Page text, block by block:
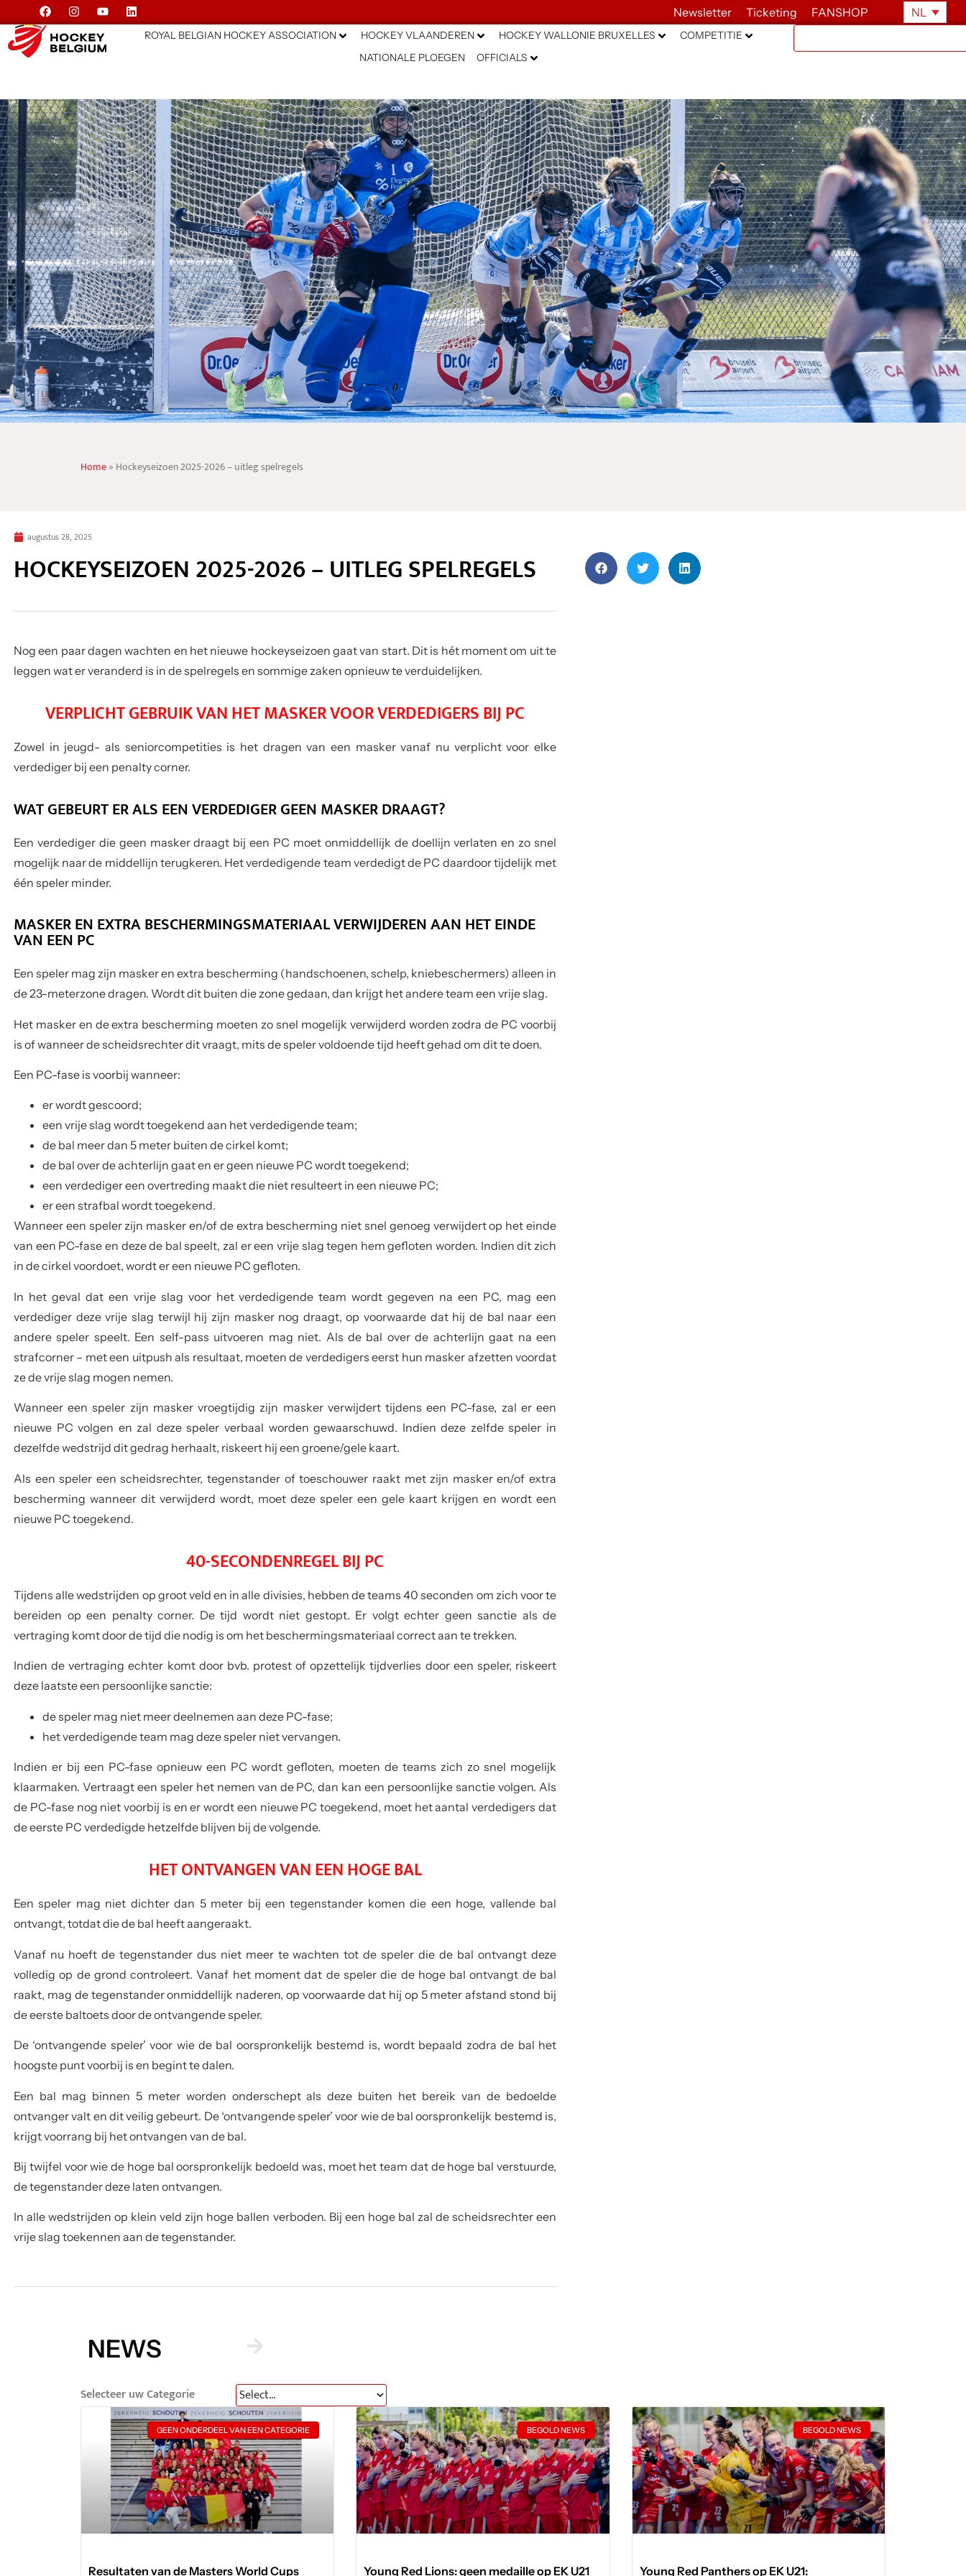
Newsletter Ticketing FANSHOP NL
ROYAL BELGIAN HOCKEY ASSOCIATION HOCKEY VLAANDEREN HOCKEY WALLONIE BRUXELLES
COMPETITIE
NATIONALE PLOEGEN
OFFICIALS
Home» Hockeyseizoen 2025-2026 – uitleg spelregels
augustus 28, 2025
HOCKEYSEIZOEN 2025-2026 – UITLEG SPELREGELS
Nog een paar dagen wachten en het nieuwe hockeyseizoen gaat van start. Dit is hét moment om uit te
leggen wat er veranderd is in de spelregels en sommige zaken opnieuw te verduidelijken.
VERPLICHT GEBRUIK VAN HET MASKER VOOR VERDEDIGERS BIJ PC
Zowel in jeugd- als seniorcompetities is het dragen van een masker vanaf nu verplicht voor elke
verdediger bij een penalty corner.
WAT GEBEURT ER ALS EEN VERDEDIGER GEEN MASKER DRAAGT?
Een verdediger die geen masker draagt bij een PC moet onmiddellijk de doellijn verlaten en zo snel
mogelijk naar de middellijn terugkeren. Het verdedigende team verdedigt de PC daardoor tijdelijk met
één speler minder.
MASKER EN EXTRA BESCHERMINGSMATERIAAL VERWIJDEREN AAN HET EINDE
VAN EEN PC
Een speler mag zijn masker en extra bescherming (handschoenen, schelp, kniebeschermers) alleen in
de 23-meterzone dragen. Wordt dit buiten die zone gedaan, dan krijgt het andere team een vrije slag.
Het masker en de extra bescherming moeten zo snel mogelijk verwijderd worden zodra de PC voorbij
is of wanneer de scheidsrechter dit vraagt, mits de speler voldoende tijd heeft gehad om dit te doen.
Een PC-fase is voorbij wanneer:
er wordt gescoord;
een vrije slag wordt toegekend aan het verdedigende team;
de bal meer dan 5 meter buiten de cirkel komt;
de bal over de achterlijn gaat en er geen nieuwe PC wordt toegekend;
een verdediger een overtreding maakt die niet resulteert in een nieuwe PC;
er een strafbal wordt toegekend.
Wanneer een speler zijn masker en/of de extra bescherming niet snel genoeg verwijdert op het einde
van een PC-fase en deze de bal speelt, zal er een vrije slag tegen hem gefloten worden. Indien dit zich
in de cirkel voordoet, wordt er een nieuwe PC gefloten.
In het geval dat een vrije slag voor het verdedigende team wordt gegeven na een PC, mag een
verdediger deze vrije slag terwijl hij zijn masker nog draagt, op voorwaarde dat hij de bal naar een
andere speler speelt. Een self-pass uitvoeren mag niet. Als de bal over de achterlijn gaat na een
strafcorner – met een uitpush als resultaat, moeten de verdedigers eerst hun masker afzetten voordat
ze de vrije slag mogen nemen.
Wanneer een speler zijn masker vroegtijdig zijn masker verwijdert tijdens een PC-fase, zal er een
nieuwe PC volgen en zal deze speler verbaal worden gewaarschuwd. Indien deze zelfde speler in
dezelfde wedstrijd dit gedrag herhaalt, riskeert hij een groene/gele kaart.
Als een speler een scheidsrechter, tegenstander of toeschouwer raakt met zijn masker en/of extra
bescherming wanneer dit verwijderd wordt, moet deze speler een gele kaart krijgen en wordt een
nieuwe PC toegekend.
40-SECONDENREGEL BIJ PC
Tijdens alle wedstrijden op groot veld en in alle divisies, hebben de teams 40 seconden om zich voor te
bereiden op een penalty corner. De tijd wordt niet gestopt. Er volgt echter geen sanctie als de
vertraging komt door de tijd die nodig is om het beschermingsmateriaal correct aan te trekken.
Indien de vertraging echter komt door bvb. protest of opzettelijk tijdverlies door een speler, riskeert
deze laatste een persoonlijke sanctie:
de speler mag niet meer deelnemen aan deze PC-fase;
het verdedigende team mag deze speler niet vervangen.
Indien er bij een PC-fase opnieuw een PC wordt gefloten, moeten de teams zich zo snel mogelijk
klaarmaken. Vertraagt een speler het nemen van de PC, dan kan een persoonlijke sanctie volgen. Als
de PC-fase nog niet voorbij is en er wordt een nieuwe PC toegekend, moet het aantal verdedigers dat
de eerste PC verdedigde hetzelfde blijven bij de volgende.
HET ONTVANGEN VAN EEN HOGE BAL
Een speler mag niet dichter dan 5 meter bij een tegenstander komen die een hoge, vallende bal
ontvangt, totdat die de bal heeft aangeraakt.
Vanaf nu hoeft de tegenstander dus niet meer te wachten tot de speler die de bal ontvangt deze
volledig op de grond controleert. Vanaf het moment dat de speler die de hoge bal ontvangt de bal
raakt, mag de tegenstander onmiddellijk naderen, op voorwaarde dat hij op 5 meter afstand stond bij
de eerste baltoets door de ontvangende speler.
De ‘ontvangende speler’ voor wie de bal oorspronkelijk bestemd is, wordt bepaald zodra de bal het
hoogste punt voorbij is en begint te dalen.
Een bal mag binnen 5 meter worden onderschept als deze buiten het bereik van de bedoelde
ontvanger valt en dit veilig gebeurt. De ‘ontvangende speler’ voor wie de bal oorspronkelijk bestemd is,
krijgt voorrang bij het ontvangen van de bal.
Bij twijfel voor wie de hoge bal oorspronkelijk bedoeld was, moet het team dat de hoge bal verstuurde,
de tegenstander deze laten ontvangen.
In alle wedstrijden op klein veld zijn hoge ballen verboden. Bij een hoge bal zal de scheidsrechter een
vrije slag toekennen aan de tegenstander.
NEWS
Selecteer uw Categorie
GEEN ONDERDEEL VAN EEN CATEGORIE
Resultaten van de Masters World Cups
BEGOLD NEWS
Young Red Lions: geen medaille op EK U21
BEGOLD NEWS
Young Red Panthers op EK U21: